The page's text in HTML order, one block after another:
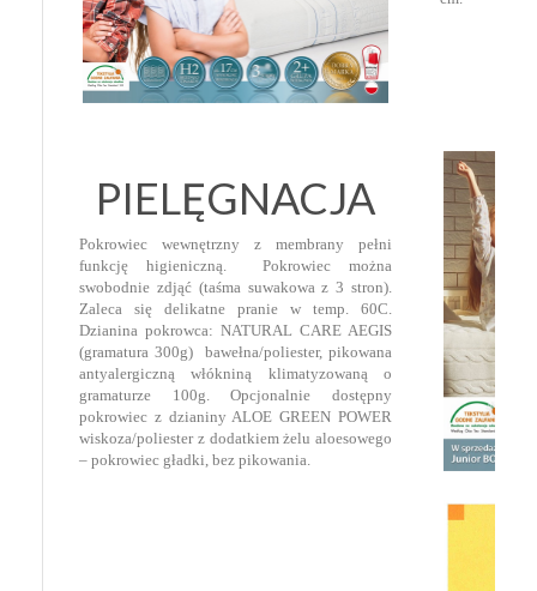
PIELĘGNACJA
Pokrowiec wewnętrzny z membrany pełni
funkcję higieniczną. Pokrowiec można
swobodnie zdjąć (taśma suwakowa z 3 stron).
Zaleca się delikatne pranie w temp. 60C.
Dzianina pokrowca: NATURAL CARE AEGIS
(gramatura 300g) bawełna/poliester, pikowana
antyalergiczną włókniną klimatyzowaną o
gramaturze 100g. Opcjonalnie dostępny
pokrowiec z dzianiny ALOE GREEN POWER
wiskoza/poliester z dodatkiem żelu aloesowego
– pokrowiec gładki, bez pikowania.